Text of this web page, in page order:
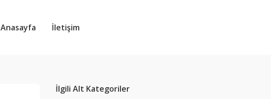
Anasayfa İletişim
İlgili Alt Kategoriler